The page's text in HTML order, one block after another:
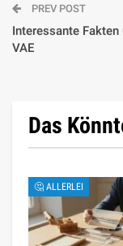
PREV POST
Interessante Fakten
VAE
Das
🤔 ALLERLEI